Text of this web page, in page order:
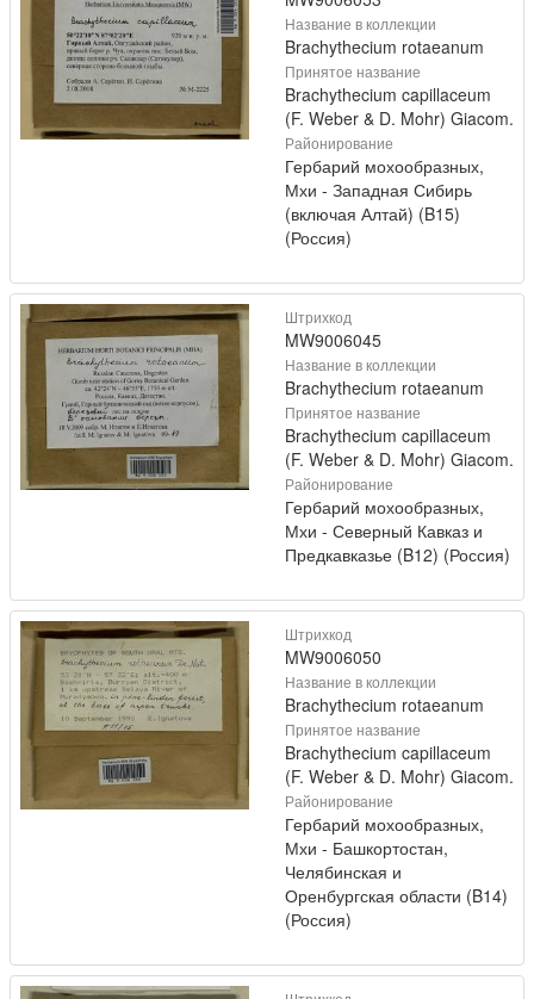
Название в коллекции
Brachythecium rotaeanum
Принятое название
Brachythecium capillaceum
(F. Weber & D. Mohr) Giacom.
Районирование
Гербарий мохообразных,
Мхи - Западная Сибирь
(включая Алтай) (B15)
(Россия)
Штрихкод
MW9006045
Название в коллекции
Brachythecium rotaeanum
Принятое название
Brachythecium capillaceum
(F. Weber & D. Mohr) Giacom.
Районирование
Гербарий мохообразных,
Мхи - Северный Кавказ и
Предкавказье (B12) (Россия)
Штрихкод
MW9006050
Название в коллекции
Brachythecium rotaeanum
Принятое название
Brachythecium capillaceum
(F. Weber & D. Mohr) Giacom.
Районирование
Гербарий мохообразных,
Мхи - Башкортостан,
Челябинская и
Оренбургская области (B14)
(Россия)